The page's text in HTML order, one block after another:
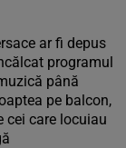
ar fi depus
programul
până
pe balcon,
cei care locuiau